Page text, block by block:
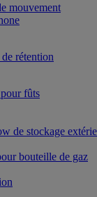
mouvement
rétention
fûts
de stockage
bouteille de gaz